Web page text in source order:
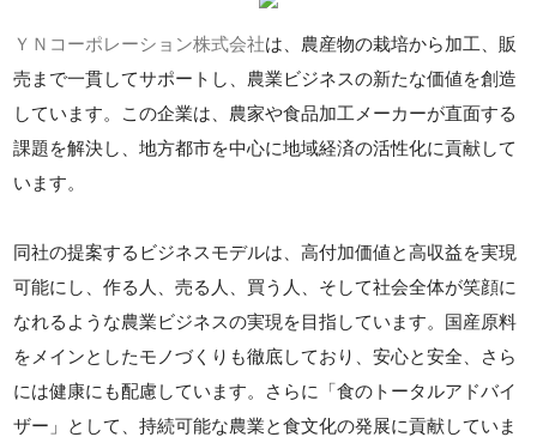
ＹＮコーポレーション株式会社は、農産物の栽培から加工、販
売まで一貫してサポートし、農業ビジネスの新たな価値を創造
しています。この企業は、農家や食品加工メーカーが直面する
課題を解決し、地方都市を中心に地域経済の活性化に貢献して
います。
同社の提案するビジネスモデルは、高付加価値と高収益を実現
可能にし、作る人、売る人、買う人、そして社会全体が笑顔に
なれるような農業ビジネスの実現を目指しています。国産原料
をメインとしたモノづくりも徹底しており、安心と安全、さら
には健康にも配慮しています。さらに「食のトータルアドバイ
ザー」として、持続可能な農業と食文化の発展に貢献していま